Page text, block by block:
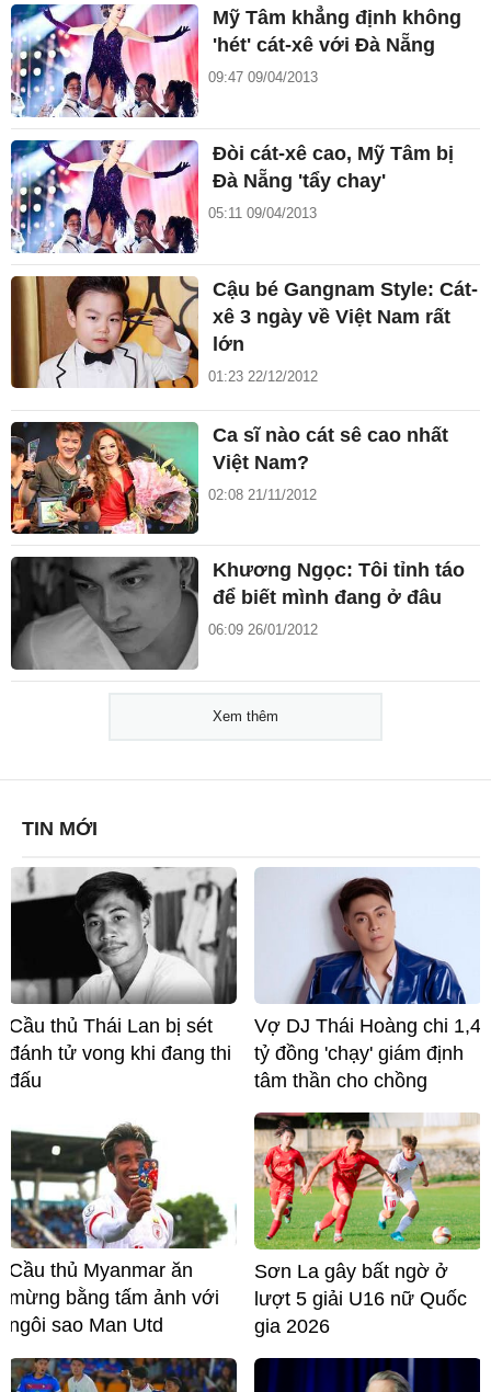
Mỹ Tâm khẳng định không
'hét' cát-xê với Đà Nẵng
09:47 09/04/2013
Đòi cát-xê cao, Mỹ Tâm bị
Đà Nẵng 'tẩy chay'
05:11 09/04/2013
Cậu bé Gangnam Style: Cát-
xê 3 ngày về Việt Nam rất
lớn
01:23 22/12/2012
Ca sĩ nào cát sê cao nhất
Việt Nam?
02:08 21/11/2012
Khương Ngọc: Tôi tỉnh táo
để biết mình đang ở đâu
06:09 26/01/2012
Xem thêm
TIN MỚI
Cầu thủ Thái Lan bị sét
đánh tử vong khi đang thi
đấu
Vợ DJ Thái Hoàng chi 1,4
tỷ đồng 'chạy' giám định
tâm thần cho chồng
Cầu thủ Myanmar ăn
mừng bằng tấm ảnh với
ngôi sao Man Utd
Sơn La gây bất ngờ ở
lượt 5 giải U16 nữ Quốc
gia 2026